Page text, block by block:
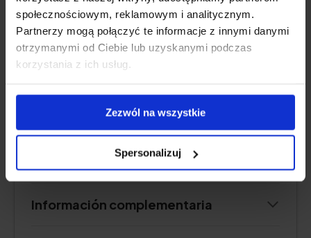
społecznościowym, reklamowym i analitycznym.
Partnerzy mogą połączyć te informacje z innymi danymi
otrzymanymi od Ciebie lub uzyskanymi podczas
korzystania z ich usług.
Zezwól na wszystkie
Spersonalizuj
Consultar precio
Descripción del producto
Ventajas e inconvenientes
Información complementaria